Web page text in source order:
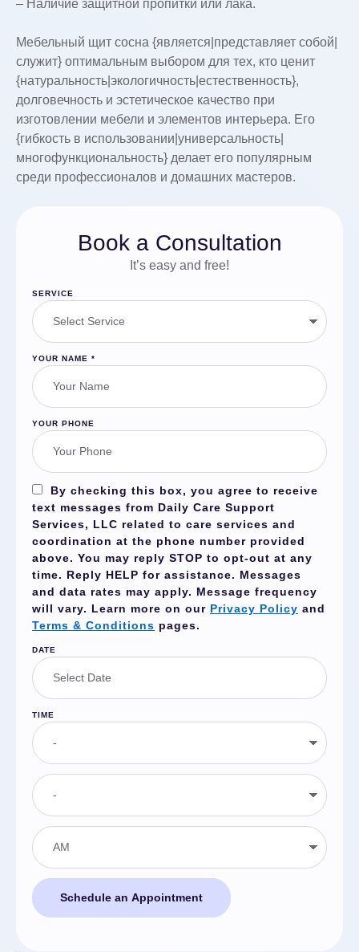
– Наличие защитной пропитки или лака.
Мебельный щит сосна {является|представляет собой|
служит} оптимальным выбором для тех, кто ценит
{натуральность|экологичность|естественность},
долговечность и эстетическое качество при
изготовлении мебели и элементов интерьера. Его
{гибкость в использовании|универсальность|
многофункциональность} делает его популярным
среди профессионалов и домашних мастеров.
Book a Consultation
It’s easy and free!
SERVICE
YOUR NAME *
YOUR PHONE
By checking this box, you agree to receive
text messages from Daily Care Support
Services, LLC related to care services and
coordination at the phone number provided
above. You may reply STOP to opt-out at any
time. Reply HELP for assistance. Messages
and data rates may apply. Message frequency
will vary. Learn more on our Privacy Policy and
Terms & Conditions pages.
DATE
TIME
Schedule an Appointment